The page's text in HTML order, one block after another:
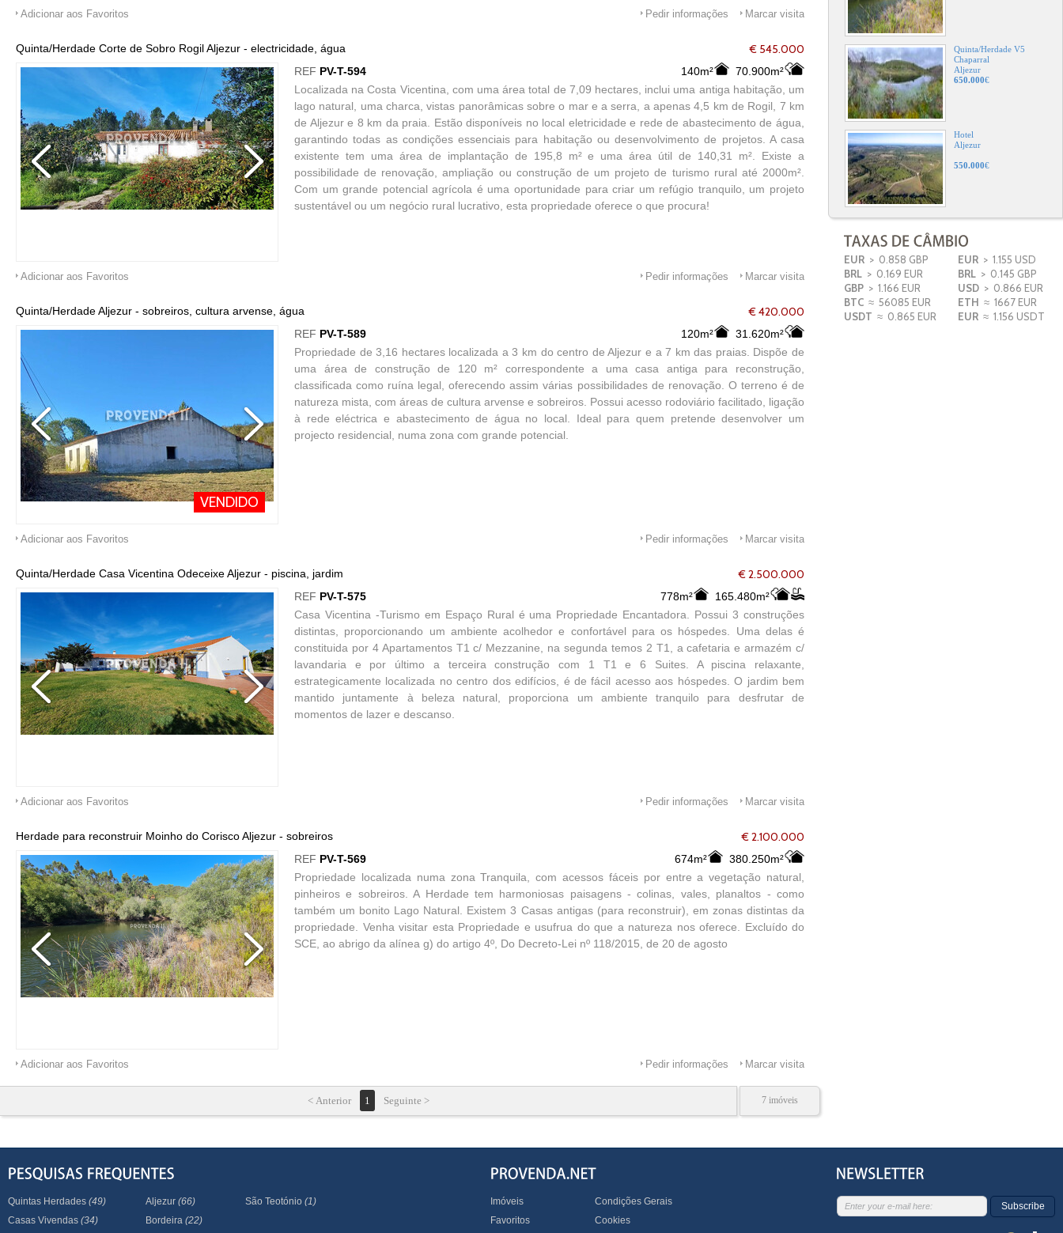
Quinta/Herdade V5
Chaparral
Aljezur
650.000€
Hotel
Aljezur
550.000€
EUR > 0.858 GBP
BRL > 0.169 EUR
GBP > 1.166 EUR
BTC ≈ 56085 EUR
USDT ≈ 0.865 EUR
EUR> 1.155 USD
BRL> 0.145 GBP
USD> 0.866 EUR
ETH ≈ 1667 EUR
EUR≈ 1.156 USDT
Adicionar aos Favoritos Marcar visita
Pedir informações
€ 545.000
Quinta/Herdade Corte de Sobro Rogil Aljezur - electricidade, água
140m²
70.900m²
REF PV-T-594
Localizada na Costa Vicentina, com uma área total de 7,09 hectares, inclui uma antiga habitação, um
lago natural, uma charca, vistas panorâmicas sobre o mar e a serra, a apenas 4,5 km de Rogil, 7 km
de Aljezur e 8 km da praia. Estão disponíveis no local eletricidade e rede de abastecimento de água,
garantindo todas as condições essenciais para habitação ou desenvolvimento de projetos. A casa
existente tem uma área de implantação de 195,8 m² e uma área útil de 140,31 m². Existe a
possibilidade de renovação, ampliação ou construção de um projeto de turismo rural até 2000m².
Com um grande potencial agrícola é uma oportunidade para criar um refúgio tranquilo, um projeto
sustentável ou um negócio rural lucrativo, esta propriedade oferece o que procura!
Adicionar aos Favoritos Marcar visita
Pedir informações
€ 420.000
Quinta/Herdade Aljezur - sobreiros, cultura arvense, água
VENDIDO
120m² 31.620m²
REF PV-T-589
Propriedade de 3,16 hectares localizada a 3 km do centro de Aljezur e a 7 km das praias. Dispõe de
uma área de construção de 120 m² correspondente a uma casa antiga para reconstrução,
classificada como ruína legal, oferecendo assim várias possibilidades de renovação. O terreno é de
natureza mista, com áreas de cultura arvense e sobreiros. Possui acesso rodoviário facilitado, ligação
à rede eléctrica e abastecimento de água no local. Ideal para quem pretende desenvolver um
projecto residencial, numa zona com grande potencial.
Adicionar aos Favoritos Marcar visita
Pedir informações
€ 2.500.000
Quinta/Herdade Casa Vicentina Odeceixe Aljezur - piscina, jardim
778m²
165.480m²
REF PV-T-575
Casa Vicentina -Turismo em Espaço Rural é uma Propriedade Encantadora. Possui 3 construções
distintas, proporcionando um ambiente acolhedor e confortável para os hóspedes. Uma delas é
constituida por 4 Apartamentos T1 c/ Mezzanine, na segunda temos 2 T1, a cafetaria e armazém c/
lavandaria e por último a terceira construção com 1 T1 e 6 Suites. A piscina relaxante,
estrategicamente localizada no centro dos edifícios, é de fácil acesso aos hóspedes. O jardim bem
mantido juntamente à beleza natural, proporciona um ambiente tranquilo para desfrutar de
momentos de lazer e descanso.
Adicionar aos Favoritos Marcar visita
Pedir informações
€ 2.100.000
Herdade para reconstruir Moinho do Corisco Aljezur - sobreiros
674m²
380.250m²
REF PV-T-569
Propriedade localizada numa zona Tranquila, com acessos fáceis por entre a vegetação natural,
pinheiros e sobreiros. A Herdade tem harmoniosas paisagens - colinas, vales, planaltos - como
também um bonito Lago Natural. Existem 3 Casas antigas (para reconstruir), em zonas distintas da
propriedade. Venha visitar esta Propriedade e usufrua do que a natureza nos oferece. Excluído do
SCE, ao abrigo da alínea g) do artigo 4º, Do Decreto-Lei nº 118/2015, de 20 de agosto
Adicionar aos Favoritos Marcar visita
Pedir informações
7 imóveis
< Anterior 1 Seguinte >
Quintas Herdades (49)
Casas Vivendas (34)
Aljezur (66)
Bordeira (22)
São Teotónio (1)
Imóveis
Favoritos
Condições Gerais
Cookies
Subscribe